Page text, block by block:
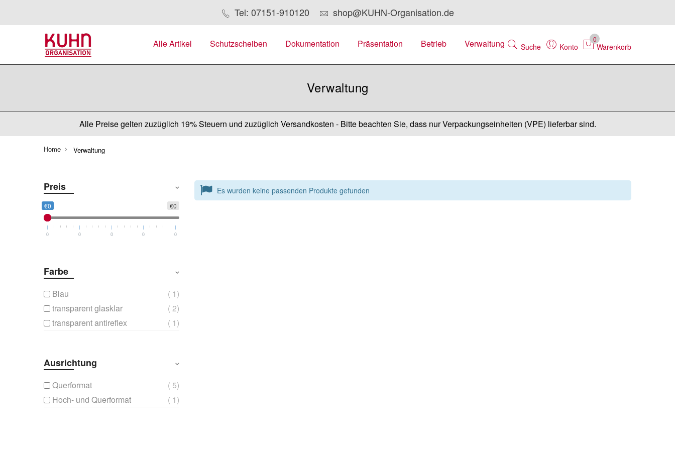
Tel: 07151-910120 shop@KUHN-Organisation.de
Alle Artikel Schutzscheiben Dokumentation Präsentation Betrieb Verwaltung Suche Konto
0
Warenkorb
Verwaltung
Alle Preise gelten zuzüglich 19% Steuern und zuzüglich Versandkosten - Bitte beachten Sie, dass nur Verpackungseinheiten (VPE) lieferbar sind.
Home Verwaltung
Es wurden keine passenden Produkte gefunden
Preis
€0
€0
0 0 0 0 0
Farbe
Blau
1
transparent glasklar
2
transparent antireflex
1
Ausrichtung
Querformat
5
Hoch- und Querformat
1